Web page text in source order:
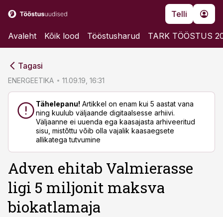
Telli
Avaleht Kõik lood Tööstusharud TARK TÖÖSTUS
Tagasi
ENERGEETIKA 11.09.19, 16:31
Tähelepanu! Artikkel on enam kui 5 aastat vana
ning kuulub väljaande digitaalsesse arhiivi.
Väljaanne ei uuenda ega kaasajasta arhiveeritud
sisu, mistõttu võib olla vajalik kaasaegsete
allikatega tutvumine
Adven ehitab Valmierasse
ligi 5 miljonit maksva
biokatlamaja